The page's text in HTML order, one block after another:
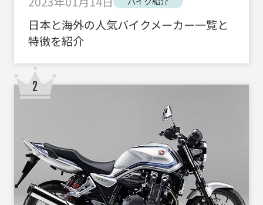
日本と海外の人気バイクメーカー一覧と
特徴を紹介